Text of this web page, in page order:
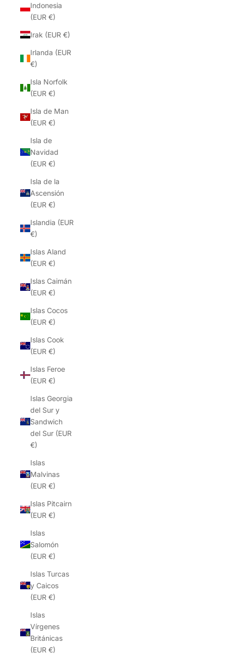
Indonesia
(EUR €)
Irak (EUR €)
Irlanda (EUR
€)
Isla Norfolk
(EUR €)
Isla de Man
(EUR €)
Isla de
Navidad
(EUR €)
Isla de la
Ascensión
(EUR €)
Islandia (EUR
€)
Islas Aland
(EUR €)
Islas Caimán
(EUR €)
Islas Cocos
(EUR €)
Islas Cook
(EUR €)
Islas Feroe
(EUR €)
Islas Georgia
del Sur y
Sandwich
del Sur (EUR
€)
Islas
Malvinas
(EUR €)
Islas Pitcairn
(EUR €)
Islas
Salomón
(EUR €)
Islas Turcas
y Caicos
(EUR €)
Islas
Vírgenes
Británicas
(EUR €)